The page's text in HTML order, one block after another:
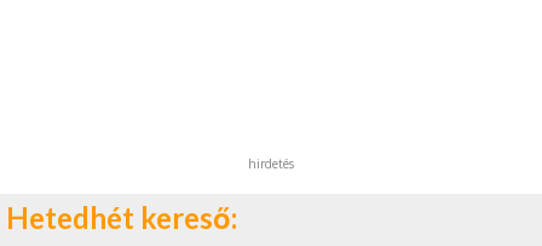
hirdetés
Hetedhét kereső: